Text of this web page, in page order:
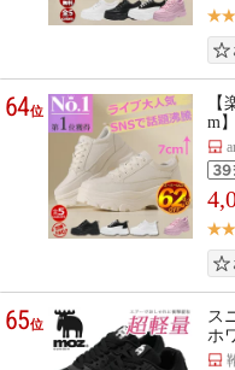
64位
m
65位
ス
ホ